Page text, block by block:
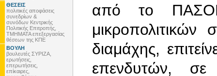
ΘΕΣΕΙΣ
πολιτικές αποφάσεις
συνεδρίων &
συνόδων Κεντρικής
Πολιτικής Επιτροπής,
ΤΜΗΜΑΤΑ επεξεργασίας
θέσεων της ΚΠΕ
ΒΟΥΛΗ
βουλευτές ΣΥΡΙΖΑ,
ερωτήσεις,
επερωτήσεις,
επίκαιρες,
από το
μικροπολιτικών
διαμάχης,
επενδυτών,